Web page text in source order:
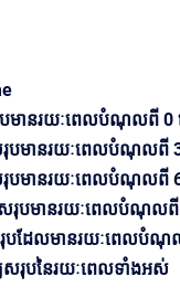
នរយៈពេលបំណុលពី 0 ទ
ានរយៈពេលបំណុលពី 31
ានរយៈពេលបំណុលពី 61
មានរយៈពេលបំណុលពី
ែលមានរយៈពេលបំណុល
បនៃរយៈពេលទាំងអស់